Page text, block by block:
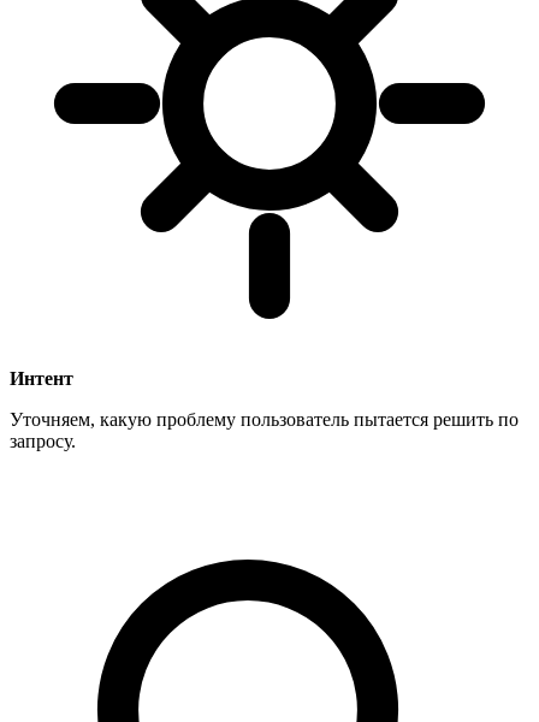
Интент
Уточняем, какую проблему пользователь пытается решить по
запросу.